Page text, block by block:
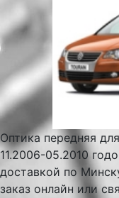
Оптика передняя
11.2006-05.2010
доставкой по
заказ онлайн или